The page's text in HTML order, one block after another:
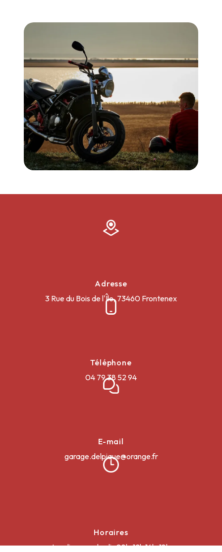
Adresse
3 Rue du Bois de l'Île, 73460 Frontenex
Téléphone
04 79 38 52 94
E-mail
garage.delpique@orange.fr
Horaires
Lundi au vendredi : 08h-12h 14h-18h